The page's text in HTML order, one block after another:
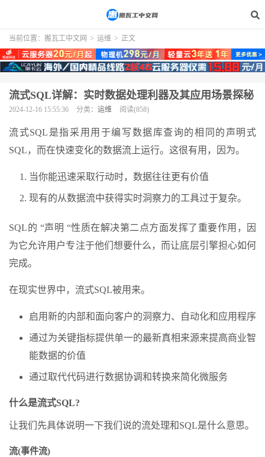
当前位置： 搬瓦工中文网 > 运维 > 正文
流式SQL详解：实时数据处理利器及其应用场景探秘
2024-12-16 15:55:36 分类： 运维 阅读(858)
流式SQL是指采用用于编写数据库查询的相同的声明式
SQL，而在快速变化的数据流上运行。这很有用，因为。
当你能迅速采取行动时，数据往往更有价值
现有的从数据流中获得实时洞察力的工具过于复杂。
SQL的 “声明 “性质在解决第二点方面发挥了重要作用，因
为它允许用户专注于他们想要什么，而让底层引擎担心如何
完成。
在现实世界中，流式SQL被用来。
启用新的内部和面向客户的洞察力、自动化和应用程序
通过为关键指标提供单一的最新真相来源来提高商业智
能数据的价值
通过取代代码进行数据协调和转换来简化微服务
什么是流式SQL?
让我们先具体说明一下我们说的流处理和SQL是什么意思。
流(事件流)